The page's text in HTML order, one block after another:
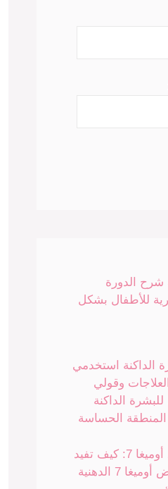
شرح الدورة
للأطفال بشكل
الداكنة استخدمي
وقولي
للبشرة الداكنة
الحساسة
فوائد أوميغا 7: كيف تفيد
أحماض أوميغا 7 الدهنية